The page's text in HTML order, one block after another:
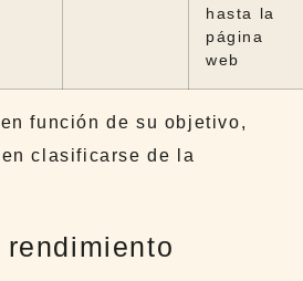
hasta la
página
web
función de su objetivo,
clasificarse de la